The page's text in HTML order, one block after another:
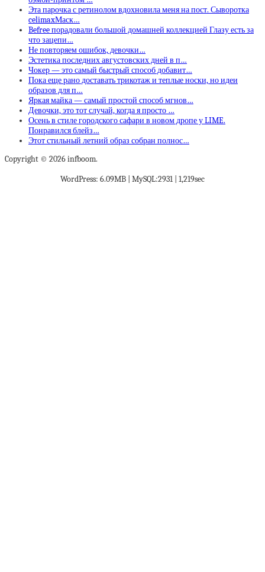
Эта парочка с ретинолом вдохновила меня на пост. Сыворотка
celimaxМаск…
Befree порадовали большой домашней коллекцией Глазу есть за
что зацепи…
Не повторяем ошибок, девочки…
Эстетика последних августовских дней в п…
Чокер — это самый быстрый способ добавит…
Пока еще рано доставать трикотаж и теплые носки, но идеи
образов для п…
Яркая майка — самый простой способ мгнов…
Девочки, это тот случай, когда я просто …
Осень в стиле городского сафари в новом дропе у LIME.
Понравился блейз…
Этот стильный летний образ собран полнос…
Copyright © 2026 infboom.
WordPress: 6.09MB | MySQL:2931 | 1,219sec